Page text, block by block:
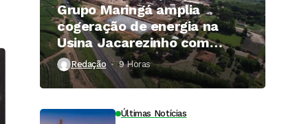
Grupo Maringá amplia
cogeração de energia na
Usina Jacarezinho com
investimento de R$ 120
milhões
Redação 9 Horas ⁮
Últimas Notícias